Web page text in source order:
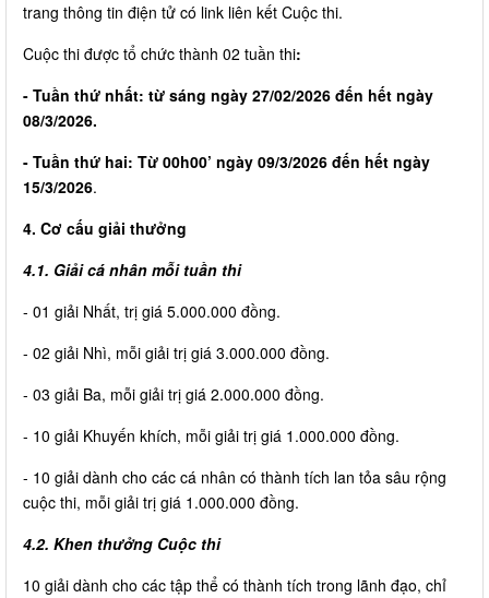
trang thông tin điện tử có link liên kết Cuộc thi.
Cuộc thi được tổ chức thành 02 tuần thi:
- Tuần thứ nhất: từ sáng ngày 27/02/2026 đến hết ngày
08/3/2026.
- Tuần thứ hai: Từ 00h00’ ngày 09/3/2026 đến hết ngày
15/3/2026.
4. Cơ cấu giải thưởng
4.1. Giải cá nhân mỗi tuần thi
- 01 giải Nhất, trị giá 5.000.000 đồng.
- 02 giải Nhì, mỗi giải trị giá 3.000.000 đồng.
- 03 giải Ba, mỗi giải trị giá 2.000.000 đồng.
- 10 giải Khuyến khích, mỗi giải trị giá 1.000.000 đồng.
- 10 giải dành cho các cá nhân có thành tích lan tỏa sâu rộng
cuộc thi, mỗi giải trị giá 1.000.000 đồng.
4.2. Khen thưởng Cuộc thi
10 giải dành cho các tập thể có thành tích trong lãnh đạo, chỉ